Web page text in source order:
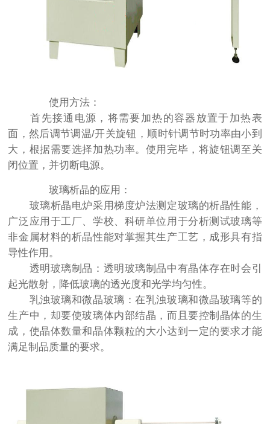
使用方法：
首先接通电源，将需要加热的容器放置于加热表
面，然后调节调温/开关旋钮，顺时针调节时功率由小到
大，根据需要选择加热功率。使用完毕，将旋钮调至关
闭位置，并切断电源。
玻璃析晶的应用：
玻璃析晶电炉采用梯度炉法测定玻璃的析晶性能，
广泛应用于工厂、学校、科研单位用于分析测试玻璃等
非金属材料的析晶性能对掌握其生产工艺，成形具有指
导性作用。
透明玻璃制品：透明玻璃制品中有晶体存在时会引
起光散射，降低玻璃的透光度和光学均匀性。
乳浊玻璃和微晶玻璃：在乳浊玻璃和微晶玻璃等的
生产中，却要使玻璃体内部结晶，而且要控制晶体的生
成，使晶体数量和晶体颗粒的大小达到一定的要求才能
满足制品质量的要求。